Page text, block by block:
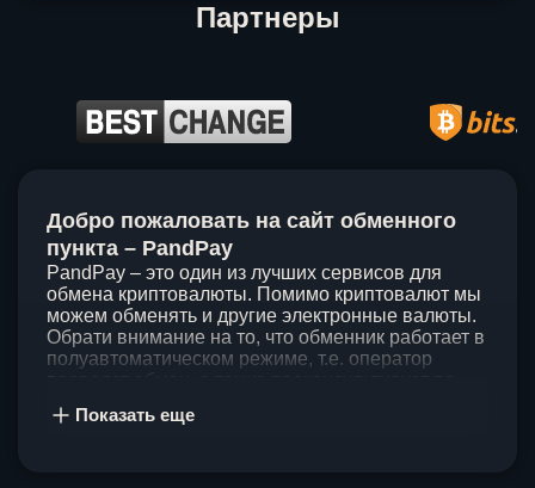
Партнеры
Добро пожаловать на сайт обменного
пункта – PandPay
PandPay – это один из лучших сервисов для
обмена криптовалюты. Помимо криптовалют мы
можем обменять и другие электронные валюты.
Обрати внимание на то, что обменник работает в
полуавтоматическом режиме, т.е. оператор
клиентов, поэтому стараемся проводить обмены
Показать еще